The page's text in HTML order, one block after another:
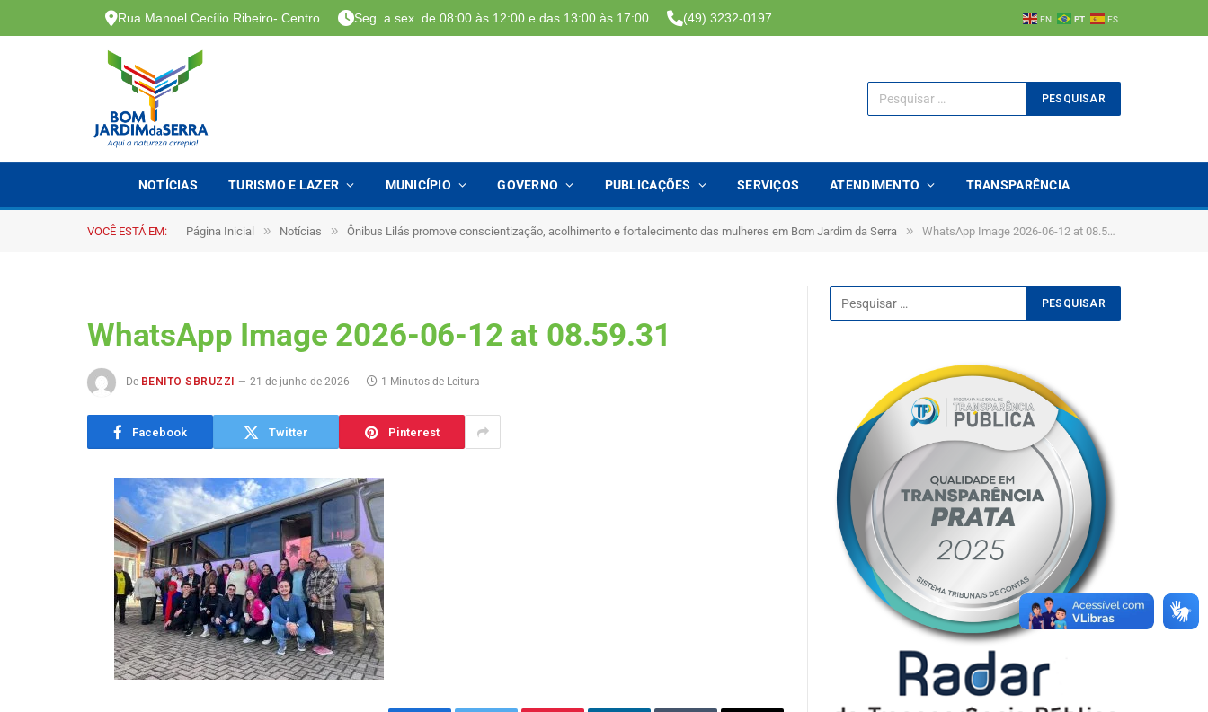
Rua Manoel Cecílio Ribeiro- Centro Seg. a sex. de 08:00 às 12:00 e das 13:00 às 17:00 (49) 3232-0197 EN PT ES
NOTÍCIAS TURISMO E LAZER MUNICÍPIO GOVERNO PUBLICAÇÕES SERVIÇOS ATENDIMENTO TRANSPARÊNCIA
VOCÊ ESTÁ EM: Página Inicial » Notícias » Ônibus Lilás promove conscientização, acolhimento e fortalecimento das mulheres em Bom Jardim da Serra » WhatsApp Image 2026-06-12 at 08.59.31
WhatsApp Image 2026-06-12 at 08.59.31
De BENITO SBRUZZI 21 de junho de 2026 1 Minutos de Leitura
Facebook Twitter Pinterest